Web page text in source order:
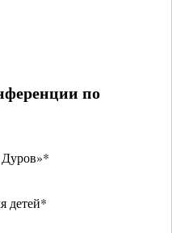
по
детей*